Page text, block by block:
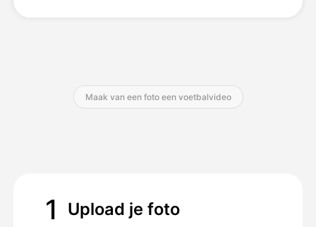
Maak van een foto een voetbalvideo
1 Upload je foto